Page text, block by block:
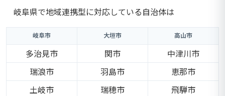
岐阜県で地域連携型に対応している自治体は
岐阜市 大垣市 高山市
多治見市 関市
中津川市
瑞浪市
羽島市
恵那市
土岐市
瑞穂市
飛騨市